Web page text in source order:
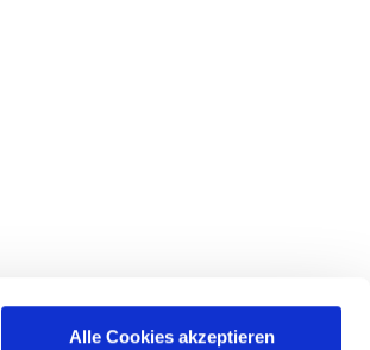
Alle Cookies akzeptieren